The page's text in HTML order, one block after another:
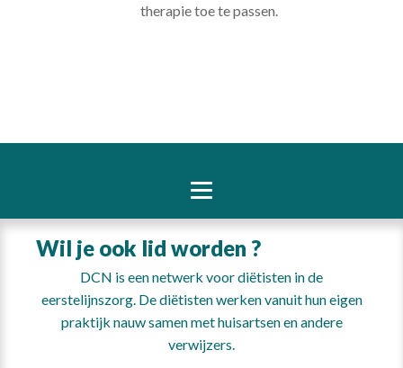
therapie toe te passen.
Wil je ook lid worden ?
DCN is een netwerk voor diëtisten in de
eerstelijnszorg. De diëtisten werken vanuit hun eigen
praktijk nauw samen met huisartsen en andere
verwijzers.